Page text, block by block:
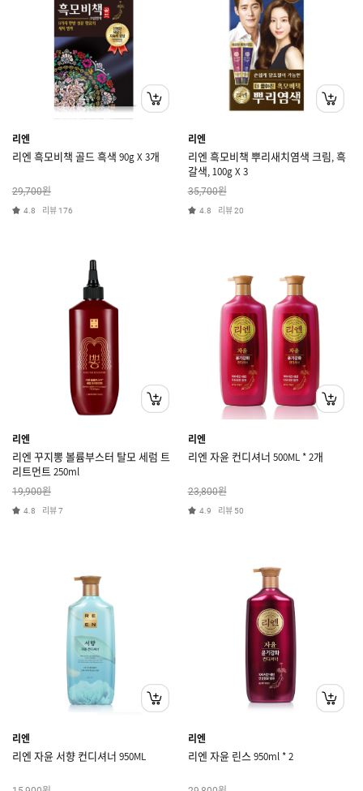
리엔
리엔 흑모비책 골드 흑색 90g X 3개
29,700원
4.8 리뷰 176
리엔
리엔 흑모비책 뿌리새치염색 크림, 흑
갈색, 100g X 3
35,700원
4.8 리뷰20
리엔
리엔 꾸지뽕 볼륨부스터 탈모 세럼 트
리트먼트 250ml
19,900원
4.8 리뷰7
리엔
리엔 자윤 컨디셔너 500ML * 2개
23,800원
4.9 리뷰 50
리엔
리엔 자윤 서향 컨디셔너 950ML
리엔
리엔 자윤 린스 950ml * 2